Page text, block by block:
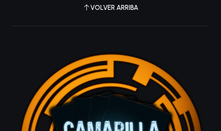
VOLVER ARRIBA